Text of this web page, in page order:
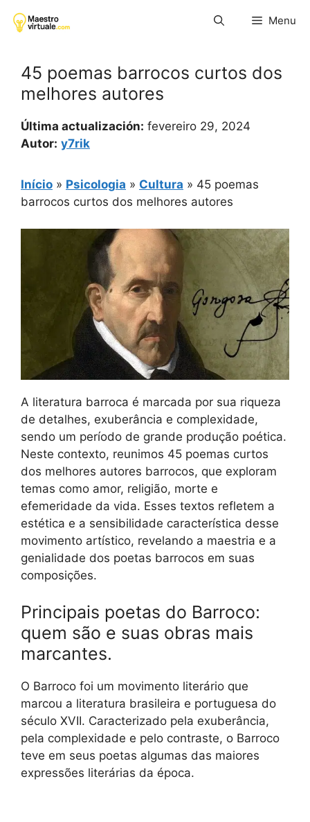
para
Menu
45 poemas barrocos curtos dos
melhores autores
Última actualización: fevereiro 29, 2024
Autor: y7rik
Início » Psicologia » Cultura » 45 poemas
barrocos curtos dos melhores autores
A literatura barroca é marcada por sua riqueza
de detalhes, exuberância e complexidade,
sendo um período de grande produção poética.
Neste contexto, reunimos 45 poemas curtos
dos melhores autores barrocos, que exploram
temas como amor, religião, morte e
efemeridade da vida. Esses textos refletem a
estética e a sensibilidade característica desse
movimento artístico, revelando a maestria e a
genialidade dos poetas barrocos em suas
composições.
Principais poetas do Barroco:
quem são e suas obras mais
marcantes.
O Barroco foi um movimento literário que
marcou a literatura brasileira e portuguesa do
século XVII. Caracterizado pela exuberância,
pela complexidade e pelo contraste, o Barroco
teve em seus poetas algumas das maiores
expressões literárias da época.